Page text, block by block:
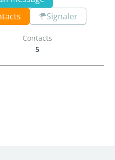
Signaler
Contacts
5